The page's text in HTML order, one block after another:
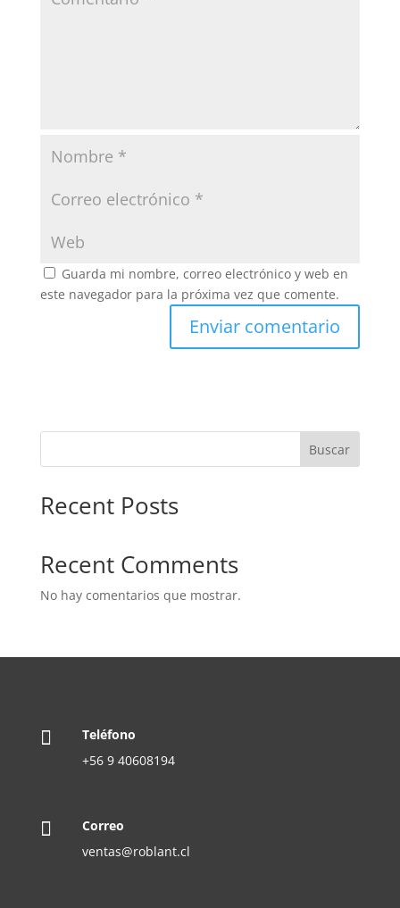
Guarda mi nombre, correo electrónico y web en
este navegador para la próxima vez que comente.
Buscar
Recent Posts
Recent Comments
No hay comentarios que mostrar.

Teléfono
+56 9 40608194

Correo
ventas@roblant.cl